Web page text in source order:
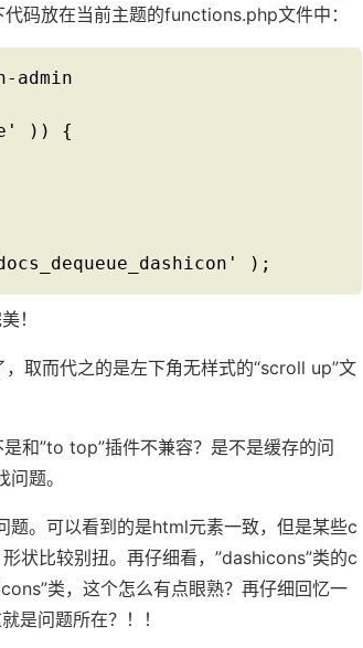
码放在当前主题的functions.php文件中：
admin
)) {
);
！
取而代之的是左下角无样式的“scroll up”文
和”to top”插件不兼容？是不是缓存的问
题。
题。可以看到的是html元素一致，但是某些c
状比较别扭。再仔细看，”dashicons”类的c
类，这个怎么有点眼熟？再仔细回忆一
是问题所在？！！